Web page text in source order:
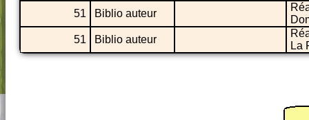
51 Biblio auteur
51
Biblio auteur
La